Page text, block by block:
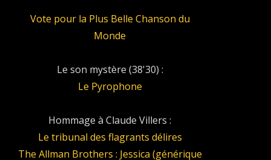
Vote pour la Plus Belle Chanson du
Monde
Le son mystère (38'30) :
Le Pyrophone
Hommage à Claude Villers :
Le tribunal des flagrants délires
The Allman Brothers : Jessica (générique